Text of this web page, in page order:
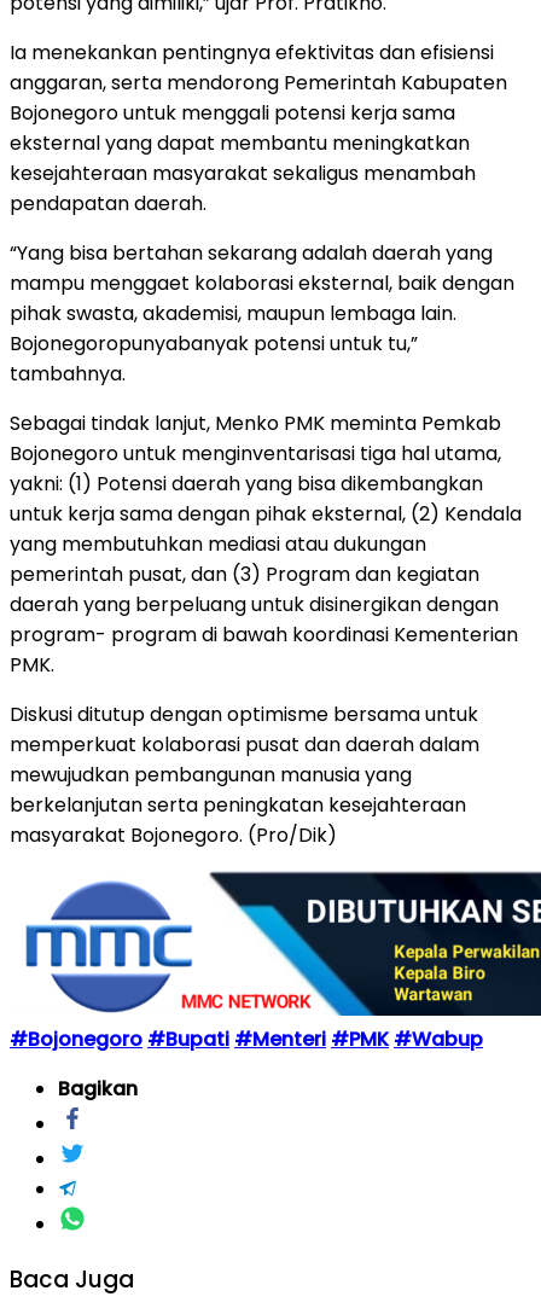
Ia menekankan pentingnya efektivitas dan efisiensi
anggaran, serta mendorong Pemerintah Kabupaten
Bojonegoro untuk menggali potensi kerja sama
eksternal yang dapat membantu meningkatkan
kesejahteraan masyarakat sekaligus menambah
pendapatan daerah.
“Yang bisa bertahan sekarang adalah daerah yang
mampu menggaet kolaborasi eksternal, baik dengan
pihak swasta, akademisi, maupun lembaga lain.
Bojonegoropunyabanyak potensi untuk tu,”
tambahnya.
Sebagai tindak lanjut, Menko PMK meminta Pemkab
Bojonegoro untuk menginventarisasi tiga hal utama,
yakni: (1) Potensi daerah yang bisa dikembangkan
untuk kerja sama dengan pihak eksternal, (2) Kendala
yang membutuhkan mediasi atau dukungan
pemerintah pusat, dan (3) Program dan kegiatan
daerah yang berpeluang untuk disinergikan dengan
program- program di bawah koordinasi Kementerian
PMK.
Diskusi ditutup dengan optimisme bersama untuk
memperkuat kolaborasi pusat dan daerah dalam
mewujudkan pembangunan manusia yang
berkelanjutan serta peningkatan kesejahteraan
masyarakat Bojonegoro. (Pro/Dik)
#Bojonegoro #Bupati #Menteri #PMK #Wabup
Bagikan
Baca Juga